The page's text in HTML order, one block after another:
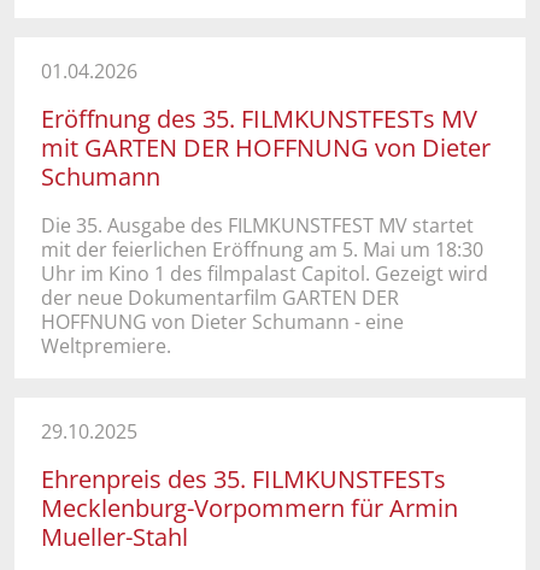
01.04.2026
Eröffnung des 35. FILMKUNSTFESTs MV
mit GARTEN DER HOFFNUNG von Dieter
Schumann
Die 35. Ausgabe des FILMKUNSTFEST MV startet
mit der feierlichen Eröffnung am 5. Mai um 18:30
Uhr im Kino 1 des filmpalast Capitol. Gezeigt wird
der neue Dokumentarfilm GARTEN DER
HOFFNUNG von Dieter Schumann - eine
Weltpremiere.
29.10.2025
Ehrenpreis des 35. FILMKUNSTFESTs
Mecklenburg-Vorpommern für Armin
Mueller-Stahl